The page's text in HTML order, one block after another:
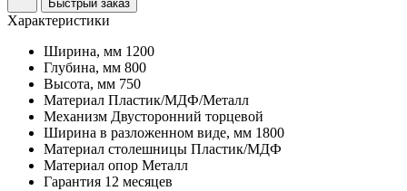
Быстрый заказ
Характеристики
Ширина, мм 1200
Глубина, мм 800
Высота, мм 750
Материал Пластик/МДФ/Металл
Механизм Двусторонний торцевой
Ширина в разложенном виде, мм 1800
Материал столешницы Пластик/МДФ
Материал опор Металл
Гарантия 12 месяцев